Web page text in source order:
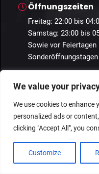
We value your
We use cookies to enhance
personalized ads or
clicking "Accept All", you
Customize
Öffnungszeiten
Freitag: 22:00 bis
Samstag: 23:00 bis
Sowie vor Feiertagen
Sonderöffnungstagen
© 2024